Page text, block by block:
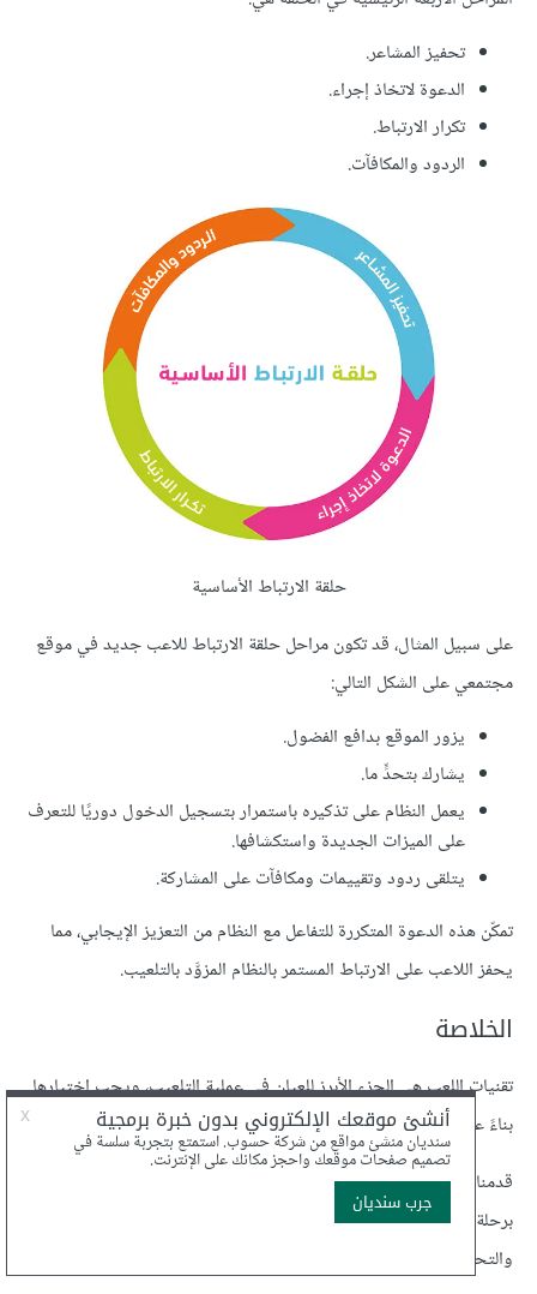
تحفيز المشاعر.
الدعوة لاتخاذ إجراء.
تكرار الارتباط.
الردود والمكافآت.
حلقة الارتباط الأساسية
على سبيل المثال، قد تكون مراحل حلقة الارتباط للاعب جديد في موقع
مجتمعي على الشكل التالي:
يزور الموقع بدافع الفضول.
يشارك بتحدٍّ ما.
يعمل النظام على تذكيره باستمرار بتسجيل الدخول دوريًا للتعرف
على الميزات الجديدة واستكشافها.
يتلقى ردود وتقييمات ومكافآت على المشاركة.
تمكّن هذه الدعوة المتكررة للتفاعل مع النظام من التعزيز الإيجابي، مما
يحفز اللاعب على الارتباط المستمر بالنظام المزوَّد بالتلعيب.
الخلاصة
تقنيات اللعب هي الجزء الأبرز للعيان في عملية التلعيب، ويجب اختيارها
بناءً على فهم شامل للاعب والمهمة والدوافع البشرية لكي تكون ناجحة.
قدمنا مجموعة من أهم تقنيات اللعب التي يمكن أن تساعدك على الشروع
برحلة التلعيب، وهي النقاط والأوسمة ولوحات الصدارة والعلاقات
والتحديات والقيود والرحلة والسرد القصصي والمشاعر.